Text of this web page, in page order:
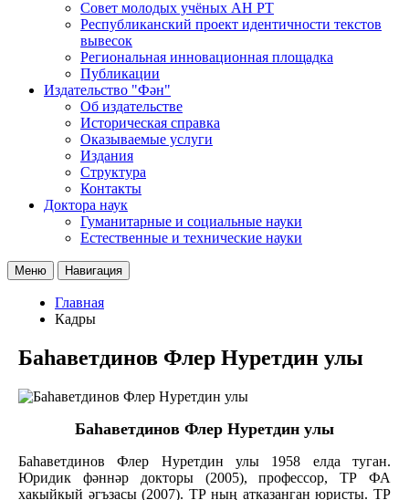
Совет молодых учёных АН РТ
Республиканский проект идентичности текстов
вывесок
Региональная инновационная площадка
Публикации
Издательство "Фән"
Об издательстве
Историческая справка
Оказываемые услуги
Издания
Структура
Контакты
Доктора наук
Гуманитарные и социальные науки
Естественные и технические науки
Меню Навигация
Главная
Кадры
Баhаветдинов Флер Нуретдин улы
Баhаветдинов Флер Нуретдин улы
Баһаветдинов Флер Нуретдин улы 1958 елда туган.
Юридик фәннәр докторы (2005), профессор, ТР ФА
хакыйкый әгъзасы (2007). ТР ның атказанган юристы. ТР